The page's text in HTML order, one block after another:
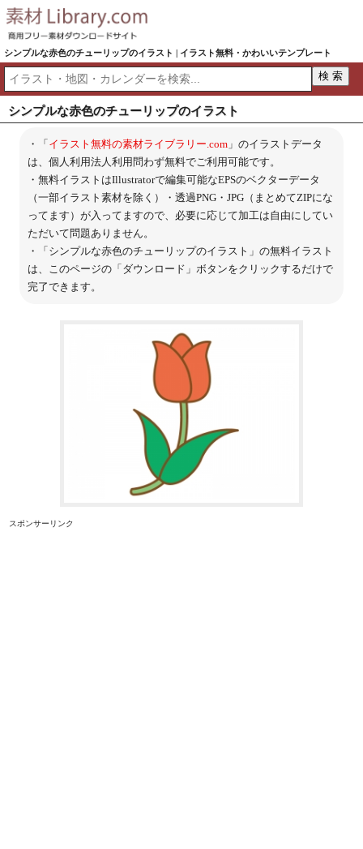
シンプルな赤色のチューリップのイラスト | イラスト無料・かわいいテンプレート
シンプルな赤色のチューリップのイラスト
・「イラスト無料の素材ライブラリー.com」のイラストデータ
は、個人利用法人利用問わず無料でご利用可能です。
・無料イラストはIllustratorで編集可能なEPSのベクターデータ
（一部イラスト素材を除く）・透過PNG・JPG（まとめてZIPにな
ってます）が入ってますので、必要に応じて加工は自由にしてい
ただいて問題ありません。
・「シンプルな赤色のチューリップのイラスト」の無料イラスト
は、このページの「ダウンロード」ボタンをクリックするだけで
完了できます。
スポンサーリンク